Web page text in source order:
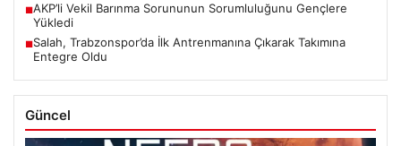
■AKP’li Vekil Barınma Sorununun Sorumluluğunu Gençlere
Yükledi
■Salah, Trabzonspor’da İlk Antrenmanına Çıkarak Takımına
Entegre Oldu
Güncel